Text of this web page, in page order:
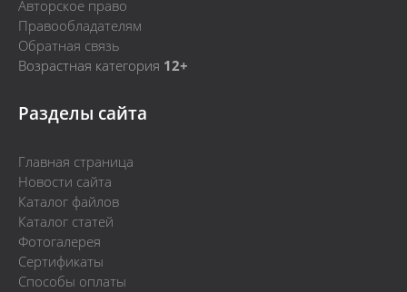
Авторское право
Правообладателям
Обратная связь
Возрастная категория 12+
Разделы сайта
Главная страница
Новости сайта
Каталог файлов
Каталог статей
Фотогалерея
Сертификаты
Способы оплаты